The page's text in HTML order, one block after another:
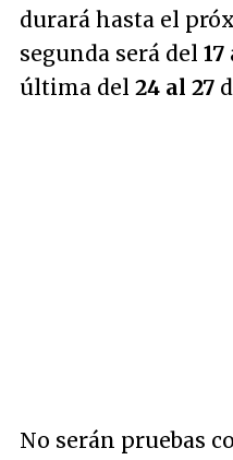
durará hasta el
segunda será del
última del 24 al 27
No serán pruebas